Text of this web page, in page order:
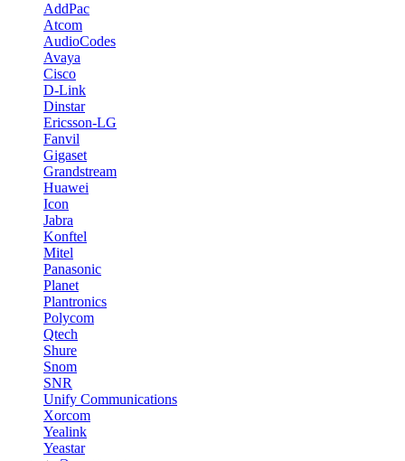
AddPac
Atcom
AudioCodes
Avaya
Cisco
D-Link
Dinstar
Ericsson-LG
Fanvil
Gigaset
Grandstream
Huawei
Icon
Jabra
Konftel
Mitel
Panasonic
Planet
Plantronics
Polycom
Qtech
Shure
Snom
SNR
Unify Communications
Xorcom
Yealink
Yeastar